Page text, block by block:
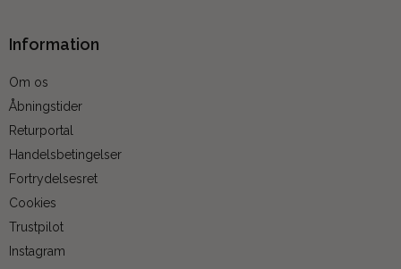
Information
Om os
Åbningstider
Returportal
Handelsbetingelser
Fortrydelsesret
Cookies
Trustpilot
Instagram